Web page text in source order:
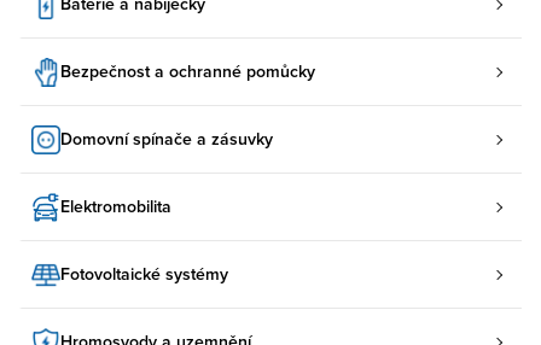
Bezpečnost a ochranné pomůcky
Domovní spínače a zásuvky
Elektromobilita
Fotovoltaické systémy